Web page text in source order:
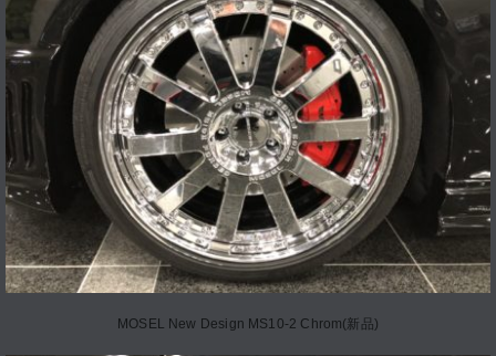
MOSEL New Design MS10-2 Chrom(新品)